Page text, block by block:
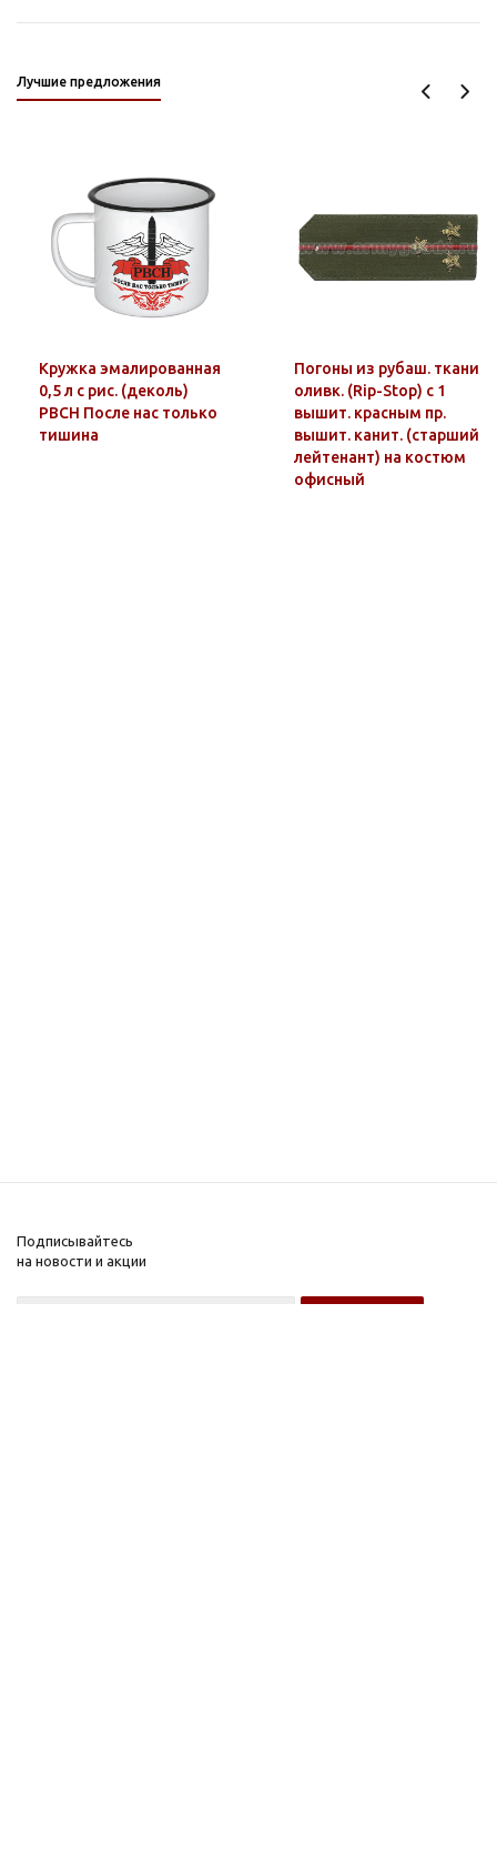
Лучшие предложения
Кружка эмалированная
0,5 л с рис. (деколь)
РВСН После нас только
тишина
Погоны из рубаш. ткани
оливк. (Rip-Stop) c 1
вышит. красным пр.
вышит. канит. (старший
лейтенант) на костюм
офисный
Подписывайтесь
на новости и акции